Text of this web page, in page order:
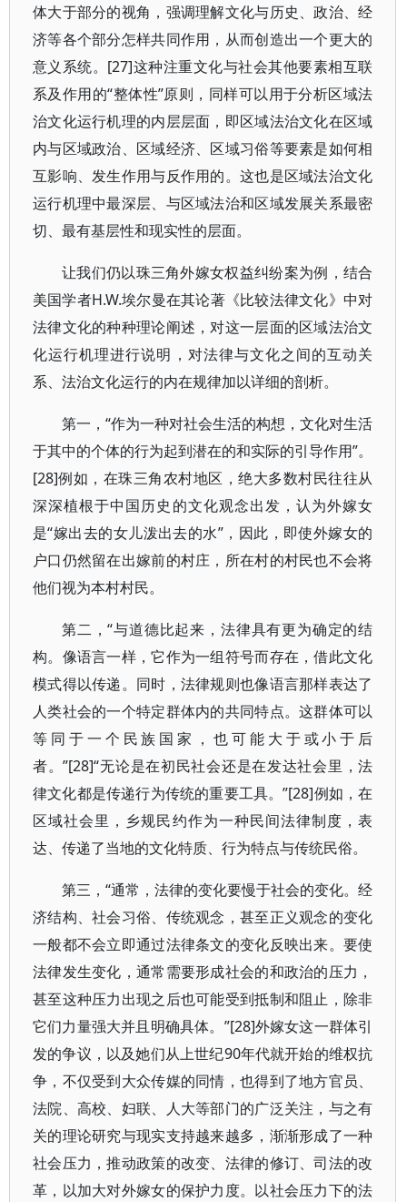
体大于部分的视角，强调理解文化与历史、政治、经
济等各个部分怎样共同作用，从而创造出一个更大的
意义系统。[27]这种注重文化与社会其他要素相互联
系及作用的“整体性”原则，同样可以用于分析区域法
治文化运行机理的内层层面，即区域法治文化在区域
内与区域政治、区域经济、区域习俗等要素是如何相
互影响、发生作用与反作用的。这也是区域法治文化
运行机理中最深层、与区域法治和区域发展关系最密
切、最有基层性和现实性的层面。
让我们仍以珠三角外嫁女权益纠纷案为例，结合
美国学者H.W.埃尔曼在其论著《比较法律文化》中对
法律文化的种种理论阐述，对这一层面的区域法治文
化运行机理进行说明，对法律与文化之间的互动关
系、法治文化运行的内在规律加以详细的剖析。
第一，“作为一种对社会生活的构想，文化对生活
于其中的个体的行为起到潜在的和实际的引导作用”。
[28]例如，在珠三角农村地区，绝大多数村民往往从
深深植根于中国历史的文化观念出发，认为外嫁女
是“嫁出去的女儿泼出去的水”，因此，即使外嫁女的
户口仍然留在出嫁前的村庄，所在村的村民也不会将
他们视为本村村民。
第二，“与道德比起来，法律具有更为确定的结
构。像语言一样，它作为一组符号而存在，借此文化
模式得以传递。同时，法律规则也像语言那样表达了
人类社会的一个特定群体内的共同特点。这群体可以
等同于一个民族国家，也可能大于或小于后
者。”[28]“无论是在初民社会还是在发达社会里，法
律文化都是传递行为传统的重要工具。”[28]例如，在
区域社会里，乡规民约作为一种民间法律制度，表
达、传递了当地的文化特质、行为特点与传统民俗。
第三，“通常，法律的变化要慢于社会的变化。经
济结构、社会习俗、传统观念，甚至正义观念的变化
一般都不会立即通过法律条文的变化反映出来。要使
法律发生变化，通常需要形成社会的和政治的压力，
甚至这种压力出现之后也可能受到抵制和阻止，除非
它们力量强大并且明确具体。”[28]外嫁女这一群体引
发的争议，以及她们从上世纪90年代就开始的维权抗
争，不仅受到大众传媒的同情，也得到了地方官员、
法院、高校、妇联、人大等部门的广泛关注，与之有
关的理论研究与现实支持越来越多，渐渐形成了一种
社会压力，推动政策的改变、法律的修订、司法的改
革，以加大对外嫁女的保护力度。以社会压力下的法